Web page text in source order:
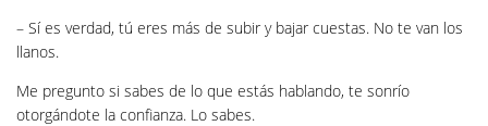
– Sí es verdad, tú eres más de subir y bajar cuestas. No te van los
llanos.
Me pregunto si sabes de lo que estás hablando, te sonrío
otorgándote la confianza. Lo sabes.